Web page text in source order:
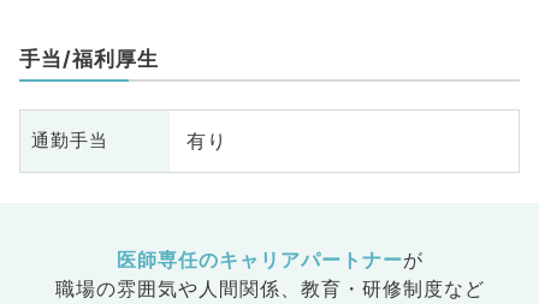
手当/福利厚生
通勤手当 有り
医師専任のキャリアパートナーが
職場の雰囲気や人間関係、 教育・研修制度など